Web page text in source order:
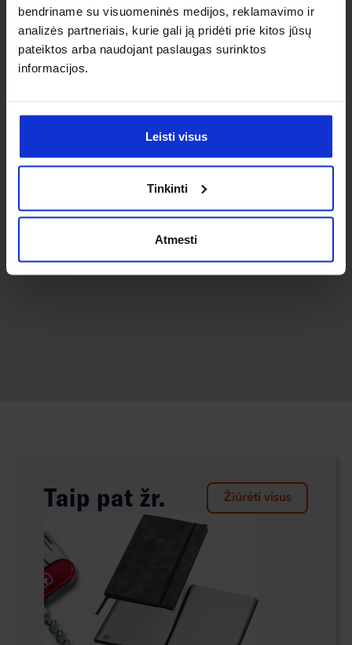
bendriname su visuomeninės medijos, reklamavimo ir
analizės partneriais, kurie gali ją pridėti prie kitos jūsų
pateiktos arba naudojant paslaugas surinktos
informacijos.
Leisti visus
Tinkinti
Atmesti
nestandartinio produkto aptarimo.
Susisiekti
Taip pat žr. Žiūrėti visus